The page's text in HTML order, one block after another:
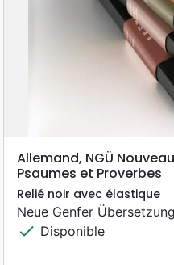
Allemand, NGÜ
Psaumes et Proverbes
Relié noir avec élastique
Neue Genfer Übersetzung
check Disponible